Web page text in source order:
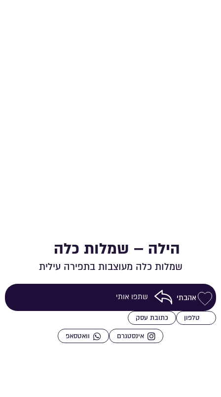
הילה – שמלות כלה
שמלות כלה מעוצבות בתפירה עילית
טלפון כתובת עסק
שמירה ברשימת מועדפים
אהבתי שתפו אותי
אינסטגרם וואטסאפ